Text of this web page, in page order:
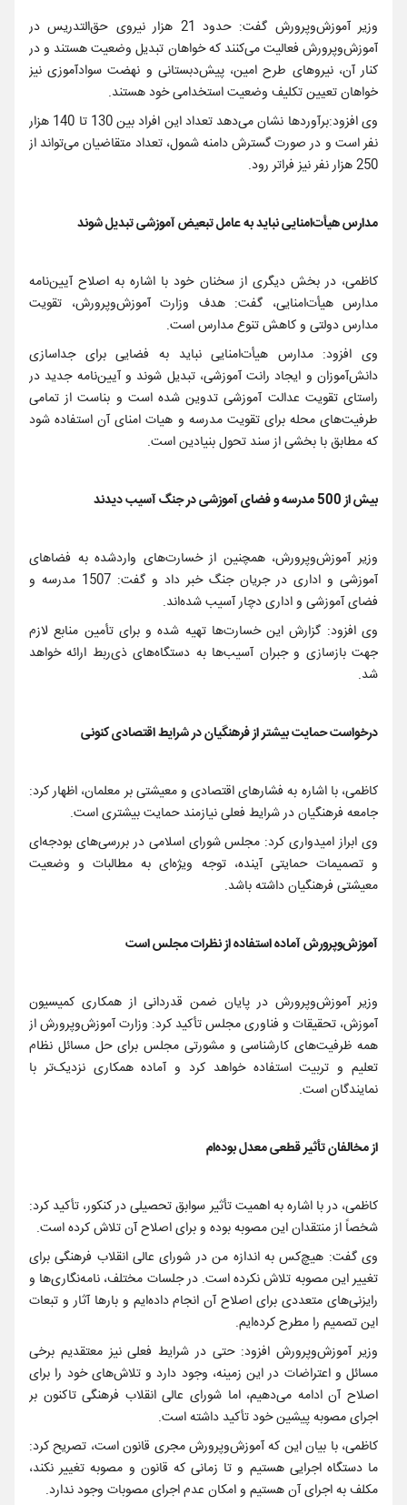
وزیر آموزش‌وپرورش گفت: حدود 21 هزار نیروی حق‌التدریس در
آموزش‌وپرورش فعالیت می‌کنند که خواهان تبدیل وضعیت هستند و در
کنار آن، نیروهای طرح امین، پیش‌دبستانی و نهضت سوادآموزی نیز
خواهان تعیین تکلیف وضعیت استخدامی خود هستند.
وی افزود:برآوردها نشان می‌دهد تعداد این افراد بین 130 تا 140 هزار
نفر است و در صورت گسترش دامنه شمول، تعداد متقاضیان می‌تواند از
250 هزار نفر نیز فراتر رود.
مدارس هیأت‌امنایی نباید به عامل تبعیض آموزشی تبدیل شوند
کاظمی، در بخش دیگری از سخنان خود با اشاره به اصلاح آیین‌نامه
مدارس هیأت‌امنایی، گفت: هدف وزارت آموزش‌وپرورش، تقویت
مدارس دولتی و کاهش تنوع مدارس است.
وی افزود: مدارس هیأت‌امنایی نباید به فضایی برای جداسازی
دانش‌آموزان و ایجاد رانت آموزشی، تبدیل شوند و آیین‌نامه جدید در
راستای تقویت عدالت آموزشی تدوین شده است و بناست از تمامی
طرفیت‌های محله برای تقویت مدرسه و هیات امنای آن استفاده شود
که مطابق با بخشی از سند تحول بنیادین است.
بیش از 500 مدرسه و فضای آموزشی در جنگ آسیب دیدند
وزیر آموزش‌وپرورش، همچنین از خسارت‌های واردشده به فضاهای
آموزشی و اداری در جریان جنگ خبر داد و گفت: 1507 مدرسه و
فضای آموزشی و اداری دچار آسیب شده‌اند.
وی افزود: گزارش این خسارت‌ها تهیه شده و برای تأمین منابع لازم
جهت بازسازی و جبران آسیب‌ها به دستگاه‌های ذی‌ربط ارائه خواهد
شد.
درخواست حمایت بیشتر از فرهنگیان در شرایط اقتصادی کنونی
کاظمی، با اشاره به فشارهای اقتصادی و معیشتی بر معلمان، اظهار کرد:
جامعه فرهنگیان در شرایط فعلی نیازمند حمایت بیشتری است.
وی ابراز امیدواری کرد: مجلس شورای اسلامی در بررسی‌های بودجه‌ای
و تصمیمات حمایتی آینده، توجه ویژه‌ای به مطالبات و وضعیت
معیشتی فرهنگیان داشته باشد.
آموزش‌وپرورش آماده استفاده از نظرات مجلس است
وزیر آموزش‌وپرورش در پایان ضمن قدردانی از همکاری کمیسیون
آموزش، تحقیقات و فناوری مجلس تأکید کرد: وزارت آموزش‌وپرورش از
همه ظرفیت‌های کارشناسی و مشورتی مجلس برای حل مسائل نظام
تعلیم و تربیت استفاده خواهد کرد و آماده همکاری نزدیک‌تر با
نمایندگان است.
از مخالفان تأثیر قطعی معدل بوده‌ام
کاظمی، در با اشاره به اهمیت تأثیر سوابق تحصیلی در کنکور، تأکید کرد:
شخصاً از منتقدان این مصوبه بوده و برای اصلاح آن تلاش کرده است.
وی گفت: هیچ‌کس به اندازه من در شورای عالی انقلاب فرهنگی برای
تغییر این مصوبه تلاش نکرده است. در جلسات مختلف، نامه‌نگاری‌ها و
رایزنی‌های متعددی برای اصلاح آن انجام داده‌ایم و بارها آثار و تبعات
این تصمیم را مطرح کرده‌ایم.
وزیر آموزش‌وپرورش افزود: حتی در شرایط فعلی نیز معتقدیم برخی
مسائل و اعتراضات در این زمینه، وجود دارد و تلاش‌های خود را برای
اصلاح آن ادامه می‌دهیم، اما شورای عالی انقلاب فرهنگی تاکنون بر
اجرای مصوبه پیشین خود تأکید داشته است.
کاظمی، با بیان این که آموزش‌وپرورش مجری قانون است، تصریح کرد:
ما دستگاه اجرایی هستیم و تا زمانی که قانون و مصوبه تغییر نکند،
مکلف به اجرای آن هستیم و امکان عدم اجرای مصوبات وجود ندارد.